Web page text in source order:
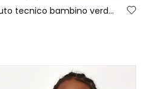
Parka in tessuto tecnico bambino verde con cappuccio